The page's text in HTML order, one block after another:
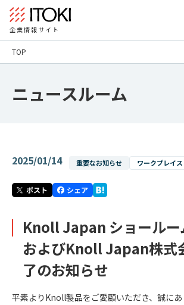
企業情報サイト
TOP
ニュースルーム
2025/01/14 重要なお知らせ ワークプレイス
Knoll Japan ショールー
およびKnoll Japan株式
了のお知らせ
平素よりKnoll製品をご愛顧いただき、誠に